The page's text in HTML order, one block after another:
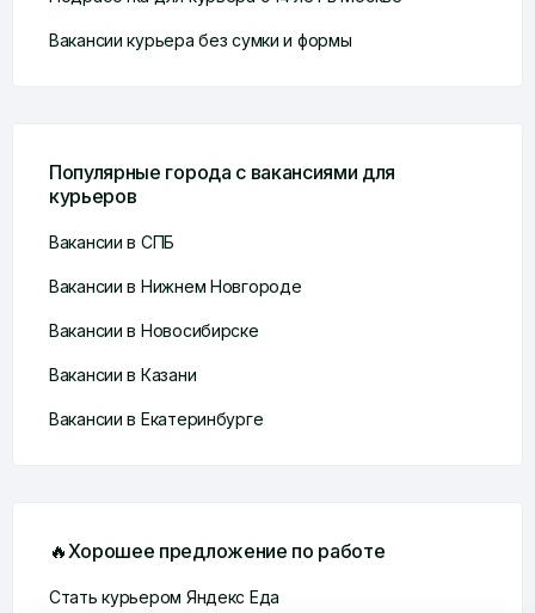
Вакансии курьера без сумки и формы
Популярные города с вакансиями для
курьеров
Вакансии в СПБ
Вакансии в Нижнем Новгороде
Вакансии в Новосибирске
Вакансии в Казани
Вакансии в Екатеринбурге
🔥Хорошее предложение по работе
Стать курьером Яндекс Еда